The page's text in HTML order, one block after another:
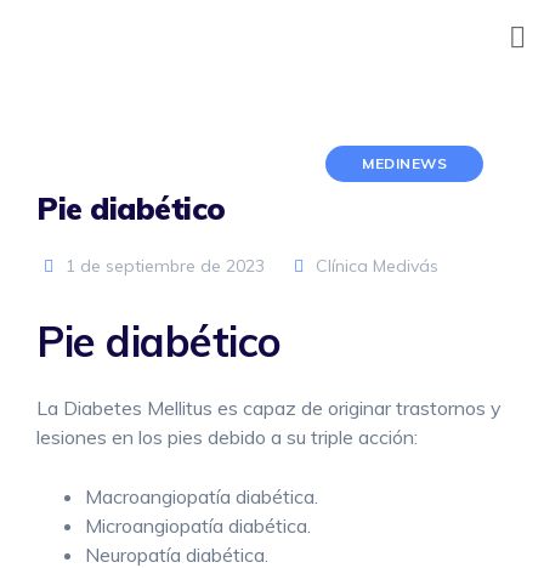
MEDINEWS
Pie diabético
1 de septiembre de 2023 Clínica Medivás
Pie diabético
La Diabetes Mellitus es capaz de originar trastornos y
lesiones en los pies debido a su triple acción:
Macroangiopatía diabética.
Microangiopatía diabética.
Neuropatía diabética.